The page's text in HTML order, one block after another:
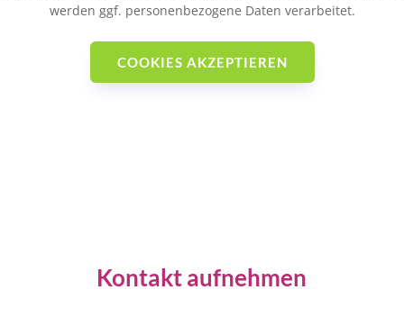
werden ggf. personenbezogene Daten verarbeitet.
COOKIES AKZEPTIEREN
Kontakt aufnehmen